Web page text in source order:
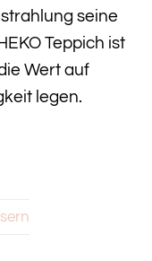
seine
Teppich ist
Wert auf
legen.